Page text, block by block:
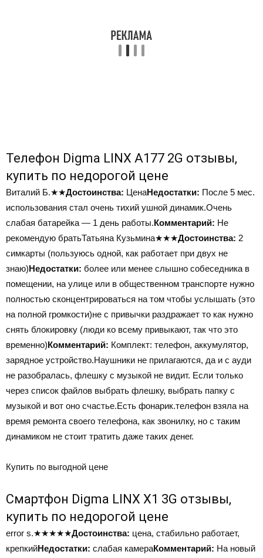
Телефон Digma LINX A177 2G отзывы,
купить по недорогой цене
Виталий Б.★★Достоинства: ЦенаНедостатки: После 5 мес.
использования стал очень тихий ушной динамик.Очень
слабая батарейка — 1 день работы.Комментарий: Не
рекомендую братьТатьяна Кузьмина★★★Достоинства: 2
симкарты (пользуюсь одной, как работает при двух не
знаю)Недостатки: более или менее слышно собеседника в
помещении, на улице или в общественном транспорте нужно
полностью сконцентрироваться на том чтобы услышать (это
на полной громкости)не с привычки раздражает то как нужно
снять блокировку (люди ко всему привыкают, так что это
временно)Комментарий: Комплект: телефон, аккумулятор,
зарядное устройство.Наушники не прилагаются, да и с ауди
не разобралась, флешку с музыкой не видит. Если только
через список файлов выбрать флешку, выбрать папку с
музыкой и вот оно счастье.Есть фонарик.телефон взяла на
время ремонта своего телефона, как звонилку, но с таким
динамиком не стоит тратить даже таких денег.
Купить по выгодной цене
Смартфон Digma LINX X1 3G отзывы,
купить по недорогой цене
error s.★★★★★Достоинства: цена, стабильно работает,
крепкийНедостатки: слабая камераКомментарий: На новый